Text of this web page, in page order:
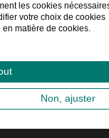
les cookies
votre choix de cookies
matière de cookies.
Non, ajuster